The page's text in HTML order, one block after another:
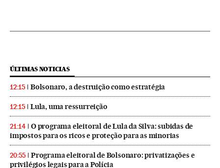
ÚLTIMAS NOTICIAS
12:15 Bolsonaro, a destruição como estratégia
12:15 Lula, uma ressurreição
21:14
O programa eleitoral de Lula da Silva: subidas de
impostos para os ricos e proteção para as minorias
20:55
Programa eleitoral de Bolsonaro: privatizações e
privilégios legais para a Polícia